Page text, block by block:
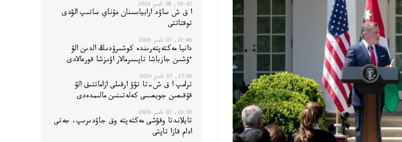
10:42, 08 تامىز 2026
ا ق ش ساۋد ارابياسىنان مۇناي ساتىپ الۋدى
توقتاتتى
22:46, 07 تامىز 2026
دانيا مەكتەپتەرىندە كوشىرۋدىڭ الدىن الۋ
ءۇشىن جازباشا تاپسىرمالار اۋىزشا قورعالادى
17:08, 07 تامىز 2026
ترامپ ا ق ش-تا تۋۋ ارقىلى ازاماتتىق الۋ
قۇقىعىن جويعىسى كەلەتىنىن مالىمدەدى
16:30, 07 تامىز 2026
تايلاندتا وقۋشى مەكتەپتە وق جاۋدىرىپ، جەتى
ادام قازا تاپتى